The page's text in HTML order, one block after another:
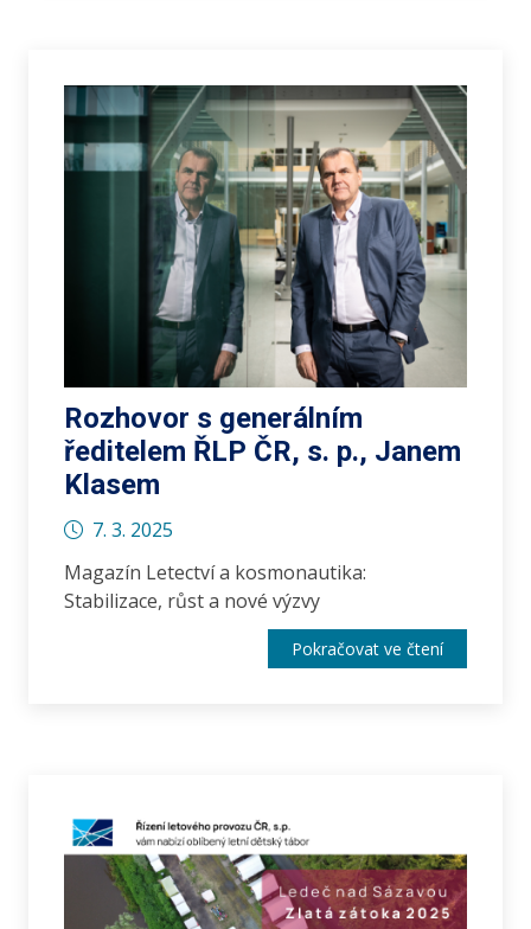
Rozhovor s generálním
ředitelem ŘLP ČR, s. p., Janem
Klasem
7. 3. 2025
Magazín Letectví a kosmonautika:
Stabilizace, růst a nové výzvy
Pokračovat ve čtení